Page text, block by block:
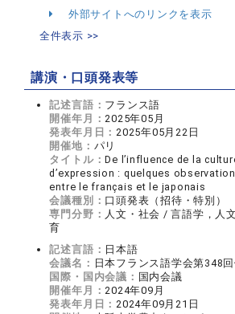
外部サイトへのリンクを表示
全件表示 >>
講演・口頭発表等
記述言語： フランス語
開催年月：2025年05月
発表年月日：2025年05月22日
開催地： パリ
タイトル：De l’influence de la
d’expression : quelques
entre le français et le japonais
会議種別： 口頭発表（招待・特別）
専門分野： 人文・社会 / 言語学，人
育
記述言語： 日本語
会議名： 日本フランス語学会第348
国際・国内会議： 国内会議
開催年月：2024年09月
発表年月日：2024年09月21日